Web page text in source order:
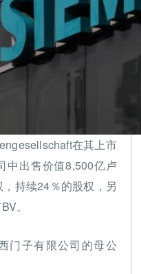
在其上市
中出售价值8,500亿卢
持续24％的股权，另
。
门子有限公司的母公